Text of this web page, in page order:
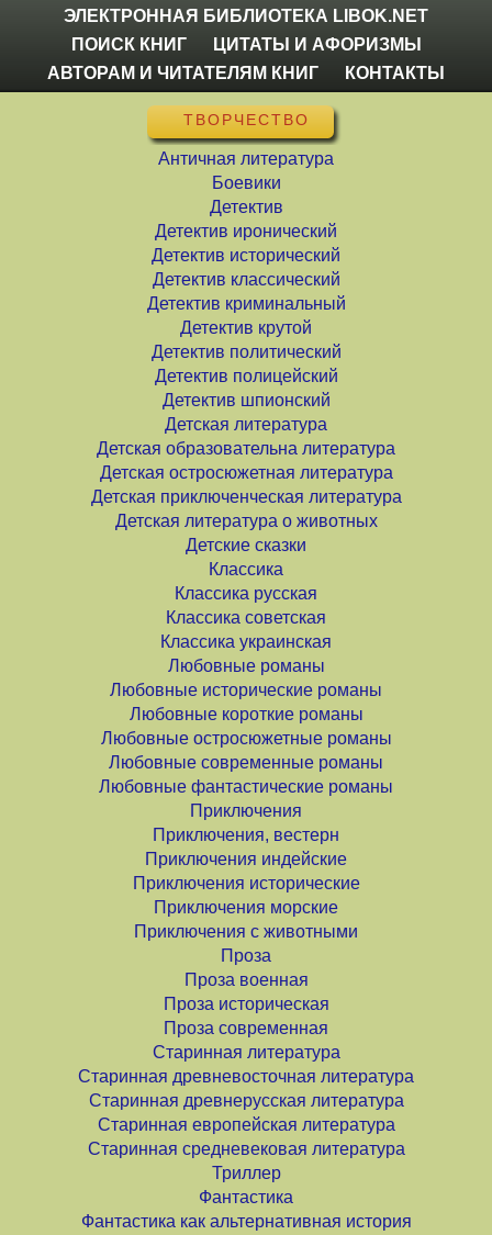
ЭЛЕКТРОННАЯ БИБЛИОТЕКА LIBOK.NET
ПОИСК КНИГ
ЦИТАТЫ И АФОРИЗМЫ
АВТОРАМ И ЧИТАТЕЛЯМ КНИГ
КОНТАКТЫ
ТВОРЧЕСТВО
Античная литература
Боевики
Детектив
Детектив иронический
Детектив исторический
Детектив классический
Детектив криминальный
Детектив крутой
Детектив политический
Детектив полицейский
Детектив шпионский
Детская литература
Детская образовательна литература
Детская остросюжетная литература
Детская приключенческая литература
Детская литература о животных
Детские сказки
Классика
Классика русская
Классика советская
Классика украинская
Любовные романы
Любовные исторические романы
Любовные короткие романы
Любовные остросюжетные романы
Любовные современные романы
Любовные фантастические романы
Приключения
Приключения, вестерн
Приключения индейские
Приключения исторические
Приключения морские
Приключения с животными
Проза
Проза военная
Проза историческая
Проза современная
Старинная литература
Старинная древневосточная литература
Старинная древнерусская литература
Старинная европейская литература
Старинная средневековая литература
Триллер
Фантастика
Фантастика как альтернативная история